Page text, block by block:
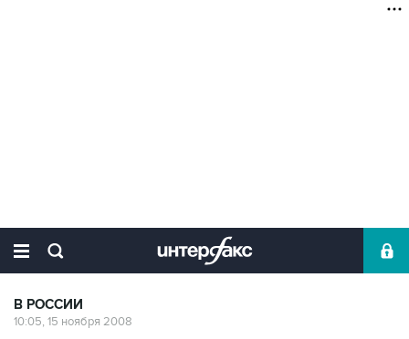
В РОССИИ
10:05, 15 ноября 2008